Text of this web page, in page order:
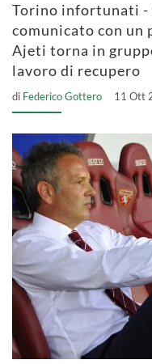
Torino infortunati -
comunicato con
Ajeti torna in
lavoro di recupero
di Federico Gottero 11 Ott